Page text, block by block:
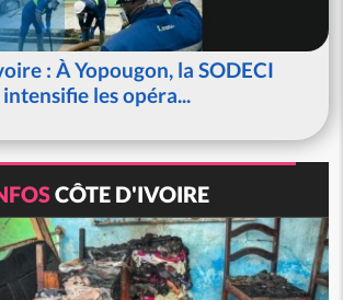
: À Yopougon, la SODECI
intensifie les opéra...
CÔTE D'IVOIRE